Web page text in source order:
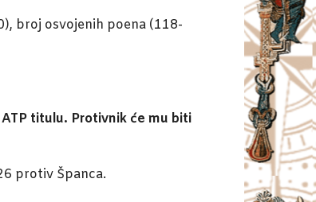
broj osvojenih poena (118-
titulu. Protivnik će mu biti
protiv Španca.